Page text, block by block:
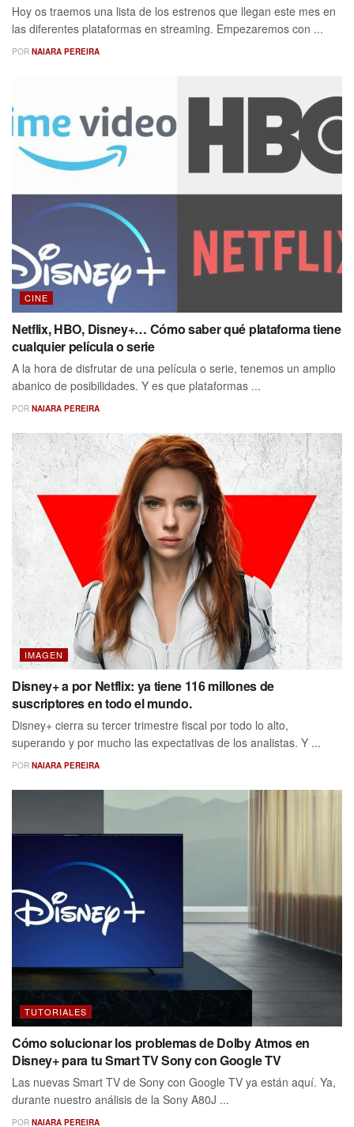
Hoy os traemos una lista de los estrenos que llegan este mes en
las diferentes plataformas en streaming. Empezaremos con ...
POR NAIARA PEREIRA
CINE
Netflix, HBO, Disney+… Cómo saber qué plataforma tiene
cualquier película o serie
A la hora de disfrutar de una película o serie, tenemos un amplio
abanico de posibilidades. Y es que plataformas ...
POR NAIARA PEREIRA
IMAGEN
Disney+ a por Netflix: ya tiene 116 millones de
suscriptores en todo el mundo.
Disney+ cierra su tercer trimestre fiscal por todo lo alto,
superando y por mucho las expectativas de los analistas. Y ...
POR NAIARA PEREIRA
TUTORIALES
Cómo solucionar los problemas de Dolby Atmos en
Disney+ para tu Smart TV Sony con Google TV
Las nuevas Smart TV de Sony con Google TV ya están aquí. Ya,
durante nuestro análisis de la Sony A80J ...
POR NAIARA PEREIRA